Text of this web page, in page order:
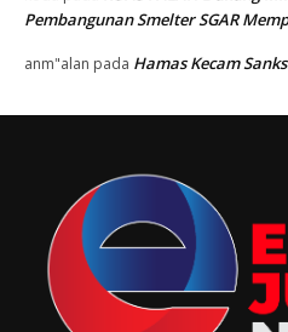
Pembangunan Smelter SGAR
anm"alan pada Hamas Kecam